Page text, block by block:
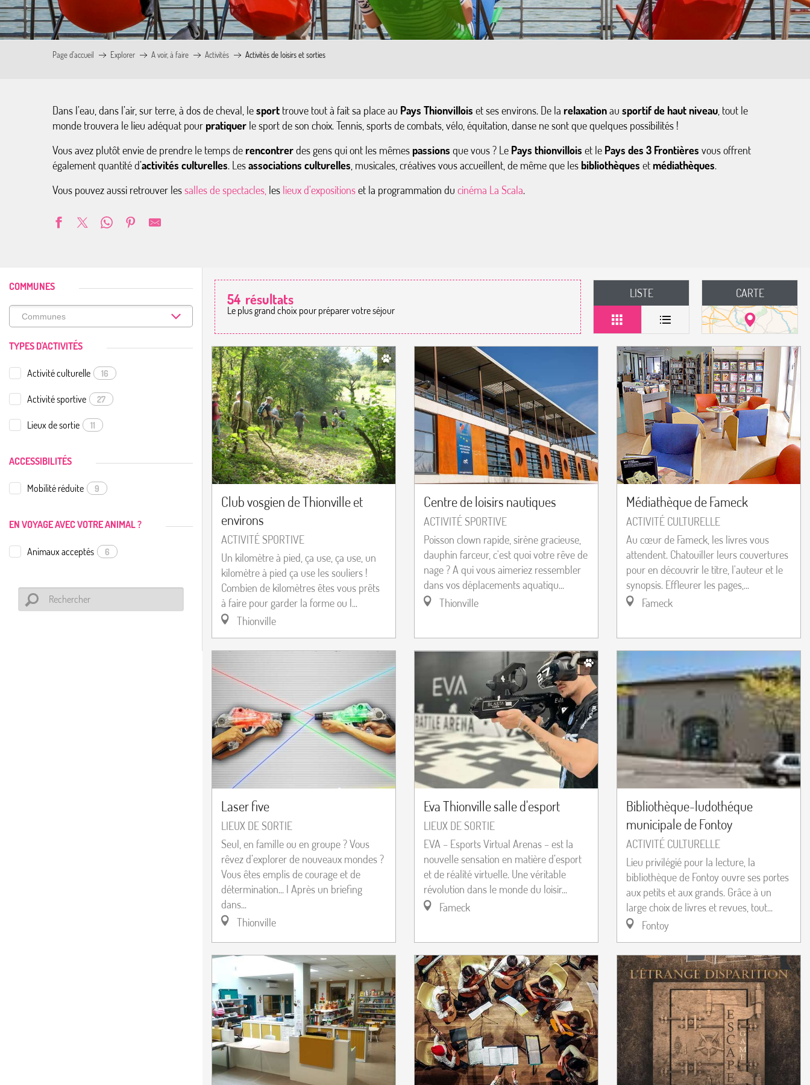
Page d’accueil Explorer A voir, à faire Activités Activités de loisirs et sorties
Dans l’eau, dans l’air, sur terre, à dos de cheval, lesport trouve tout à fait sa place au Pays Thionvillois et ses environs. De la relaxationau sportif de haut niveau , tout le
monde trouvera le lieu adéquat pour pratiquer le sport de son choix. Tennis, sports de combats, vélo, équitation, danse ne sont que quelques possibilités !
Vous avez plutôt envie de prendre le temps de rencontrerdes gens qui ont les mêmes passions que vous ? Le Pays thionvillois et le Pays des 3 Frontières vous offrent
également quantité d’activités culturelles. Lesassociations culturelles , musicales, créatives vous accueillent, de même que les bibliothèques et médiathèques.
Vous pouvez aussi retrouver lessalles de spectacles, les lieux d’expositionset la programmation du cinéma La Scala.
COMMUNES
TYPES D'ACTIVITÉS
Activité culturelle 16
Activité sportive 27
Lieux de sortie 11
ACCESSIBILITÉS
Mobilité réduite 9
EN VOYAGE AVEC VOTRE ANIMAL ?
Animaux acceptés 6
54 résultats
Le plus grand choix pour préparer votre séjour
LISTE CARTE
Club vosgien de Thionville et
environs
ACTIVITÉ SPORTIVE
Un kilomètre à pied, ça use, ça use, un
kilomètre à pied ça use les souliers !
Combien de kilomètres êtes vous prêts
à faire pour garder la forme ou l...
Thionville
Centre de loisirs nautiques
ACTIVITÉ SPORTIVE
Poisson clown rapide, sirène gracieuse,
dauphin farceur, c'est quoi votre rêve de
nage ? A qui vous aimeriez ressembler
dans vos déplacements aquatiqu...
Thionville
Médiathèque de Fameck
ACTIVITÉ CULTURELLE
Au cœur de Fameck, les livres vous
attendent. Chatouiller leurs couvertures
pour en découvrir le titre, l'auteur et le
synopsis. Effleurer les pages,...
Fameck
Laser five
LIEUX DE SORTIE
Seul, en famille ou en groupe ? Vous
rêvez d’explorer de nouveaux mondes ?
Vous êtes emplis de courage et de
détermination... l Après un briefing
dans...
Thionville
Eva Thionville salle d'esport
LIEUX DE SORTIE
EVA – Esports Virtual Arenas – est la
nouvelle sensation en matière d’esport
et de réalité virtuelle. Une véritable
révolution dans le monde du loisir...
Fameck
Bibliothèque-ludothéque
municipale de Fontoy
ACTIVITÉ CULTURELLE
Lieu privilégié pour la lecture, la
bibliothèque de Fontoy ouvre ses portes
aux petits et aux grands. Grâce à un
large choix de livres et revues, tout...
Fontoy